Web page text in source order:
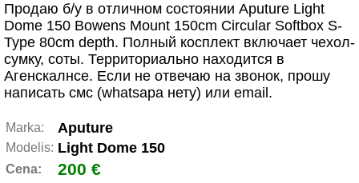
Продаю б/у в отличном состоянии Aputure Light
Dome 150 Bowens Mount 150cm Circular Softbox S-
Type 80cm depth. Полный косплект включает чехол-
сумку, соты. Территориально находится в
Агенскалнсе. Если не отвечаю на звонок, прошу
написать смс (whatsapа нету) или email.
Marka: Aputure
Modelis: Light Dome 150
Cena: 200 €